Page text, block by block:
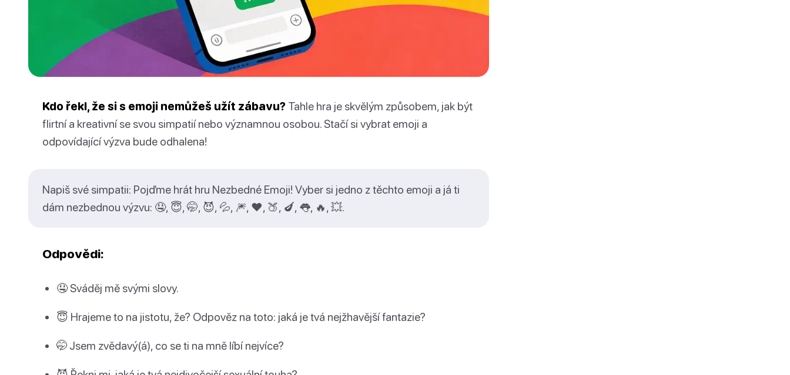
Kdo řekl, že si s emoji nemůžeš užít zábavu? Tahle hra je skvělým způsobem, jak být
flirtní a kreativní se svou simpatií nebo významnou osobou. Stačí si vybrat emoji a
odpovídající výzva bude odhalena!
Napiš své simpatii: Pojďme hrát hru Nezbedné Emoji! Vyber si jedno z těchto emoji a já ti
dám nezbednou výzvu: 🤤, 😇, 🤭, 😈, 💦, 🎆, ❤️, 🍑, 🍆, 👅, 🔥, 💥.
Odpovědi:
🤤 Sváděj mě svými slovy.
😇 Hrajeme to na jistotu, že? Odpověz na toto: jaká je tvá nejžhavější fantazie?
🤭 Jsem zvědavý(á), co se ti na mně líbí nejvíce?